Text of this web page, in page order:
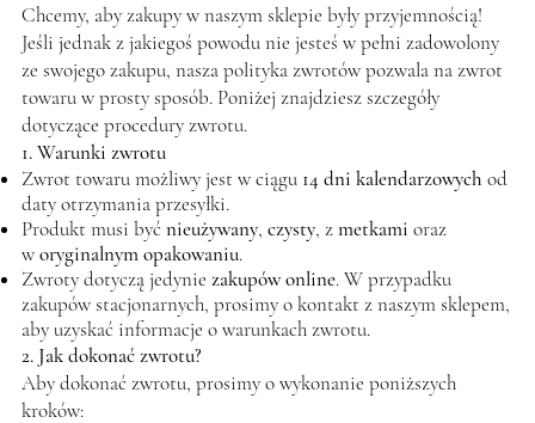
Chcemy, aby zakupy w naszym sklepie były przyjemnością!
Jeśli jednak z jakiegoś powodu nie jesteś w pełni zadowolony
ze swojego zakupu, nasza polityka zwrotów pozwala na zwrot
towaru w prosty sposób. Poniżej znajdziesz szczegóły
dotyczące procedury zwrotu.
1. Warunki zwrotu
Zwrot towaru możliwy jest w ciągu 14 dni kalendarzowych od
daty otrzymania przesyłki.
Produkt musi być nieużywany, czysty, zmetkami oraz
woryginalnym opakowaniu.
Zwroty dotyczą jedynie zakupów online. W przypadku
zakupów stacjonarnych, prosimy o kontakt z naszym sklepem,
aby uzyskać informacje o warunkach zwrotu.
2. Jak dokonać zwrotu?
Aby dokonać zwrotu, prosimy o wykonanie poniższych
kroków: